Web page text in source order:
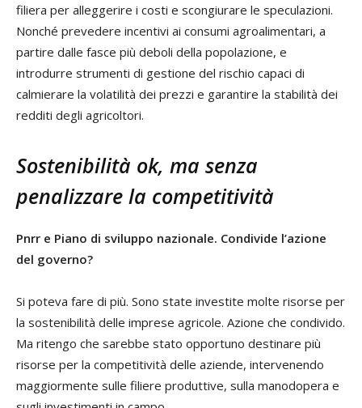
filiera per alleggerire i costi e scongiurare le speculazioni.
Nonché prevedere incentivi ai consumi agroalimentari, a
partire dalle fasce più deboli della popolazione, e
introdurre strumenti di gestione del rischio capaci di
calmierare la volatilità dei prezzi e garantire la stabilità dei
redditi degli agricoltori.
Sostenibilità ok, ma senza
penalizzare la competitività
Pnrr e Piano di sviluppo nazionale. Condivide l’azione
del governo?
Si poteva fare di più. Sono state investite molte risorse per
la sostenibilità delle imprese agricole. Azione che condivido.
Ma ritengo che sarebbe stato opportuno destinare più
risorse per la competitività delle aziende, intervenendo
maggiormente sulle filiere produttive, sulla manodopera e